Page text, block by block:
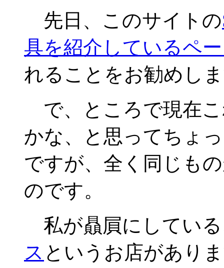
先日、このサイトの
具を紹介しているペ
れることをお勧めし
で、ところで現在
かな、と思ってちょ
ですが、全く同じも
のです。
私が贔屓にしてい
ス というお店があり